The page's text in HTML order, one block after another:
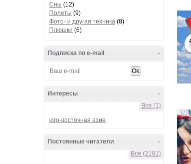
Сны (12)
Полеты (9)
Фото- и другая техника (8)
Плюшки (6)
-
Подписка по e-mail
-
Интересы
Все (1)
юго-восточная азия
-
Постоянные читатели
Все (2101)